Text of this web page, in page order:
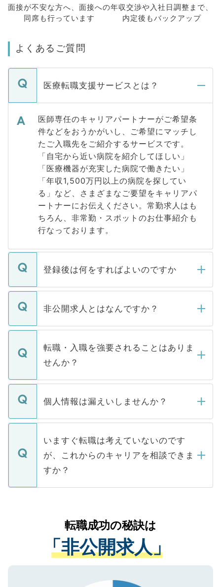
面接が不安な方へ、 面接への
同席も行っています
年収交渉や入社日調整まで、
内定後もバックアップ
よくあるご質問
医療転職支援サービスとは？
医師専任のキャリアパートナーがご希望条
件などをおうかがいし、ご希望にマッチし
たご入職先をご紹介するサービスです。
「自宅から近い病院を紹介してほしい」
「医療機器が充実した病院で働きたい」
「年収1,500万円以上の病院を探してい
る」など、さまざまなご要望をキャリアパ
ートナーにお伝えください。常勤求人はも
ちろん、非常勤・スポットのお仕事紹介も
行なっております。
登録後は何をすればよいのですか
ご登録いただきましたら、弊社担当者がご
登録内容を確認し、その後メールもしくは
ます。通常、5営業日以内にはご連絡をせて
いただきますので、しばらくお待ちくださ
非公開求人とはなんですか？
マイナビDOCTORで取り扱っている求人の
うち約3割は、Webサイトからご覧いただ
けない「非公開求人」です。非公開求人は
下記の理由によって、一般には公開してい
ません。
■応募殺到を避けるため 人気のある医療機
関を公にしてしまうと、応募が殺到する場
に、医療機関が求める条件に合った人材の
みを人材紹介会社に依頼するケースが増え
ています。
転職・入職を強要されることはありま
せんか？
転職・入職を強要することは一切ありませ
ん。また、仮に応募先から内定をいただい
定を承諾する必要はありません。内定先へ
の辞退の連絡はキャリアパートナーが行い
個人情報は漏えいしませんか？
個人情報が漏えいすることはありませんの
で、ご安心ください。当サイトからの登録
などで収集したご登録者様の個人情報は、
ご本人のキャリアアップおよび転職活動の
支援を目的に使用いたします。お預かりし
ているすべての個人データはご本人の許可
は、個人情報の取り扱いについての厳密な
管理基準を満たした事業者のみに付与され
る、プライバシーマークを取得済みです。
いますぐ転職は考えていないのです
が、これからのキャリアを相談できま
すか？
かがいして、現在の医療機関の状況や紹介
経験をまじえながら、適切なアドバイスを
させていただきます。すぐにご転職をされ
ない方には、長期的なサポートが可能です
ので、まずはご登録ください。
転職成功の秘訣は
「非公開求人」